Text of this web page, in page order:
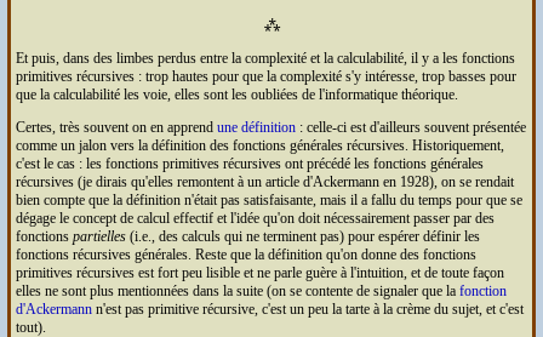
⁂
Et puis, dans des limbes perdus entre la complexité et la calculabilité, il y a les fonctions
primitives récursives : trop hautes pour que la complexité s'y intéresse, trop basses pour
que la calculabilité les voie, elles sont les oubliées de l'informatique théorique.
Certes, très souvent on en apprend une définition: celle-ci est d'ailleurs souvent présentée
comme un jalon vers la définition des fonctions générales récursives. Historiquement,
c'est le cas : les fonctions primitives récursives ont précédé les fonctions générales
récursives (je dirais qu'elles remontent à un article d'Ackermann en 1928), on se rendait
bien compte que la définition n'était pas satisfaisante, mais il a fallu du temps pour que se
dégage le concept de calcul effectif et l'idée qu'on doit nécessairement passer par des
fonctions partielles(i.e., des calculs qui ne terminent pas) pour espérer définir les
fonctions récursives générales. Reste que la définition qu'on donne des fonctions
primitives récursives est fort peu lisible et ne parle guère à l'intuition, et de toute façon
elles ne sont plus mentionnées dans la suite (on se contente de signaler que la fonction
d'Ackermannn'est pas primitive récursive, c'est un peu la tarte à la crème du sujet, et c'est
tout).